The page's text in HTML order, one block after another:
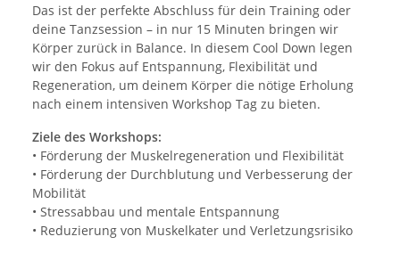
Das ist der perfekte Abschluss für dein Training oder
deine Tanzsession – in nur 15 Minuten bringen wir
Körper zurück in Balance. In diesem Cool Down legen
wir den Fokus auf Entspannung, Flexibilität und
Regeneration, um deinem Körper die nötige Erholung
nach einem intensiven Workshop Tag zu bieten.
Ziele des Workshops:
• Förderung der Muskelregeneration und Flexibilität
• Förderung der Durchblutung und Verbesserung der
Mobilität
• Stressabbau und mentale Entspannung
• Reduzierung von Muskelkater und Verletzungsrisiko